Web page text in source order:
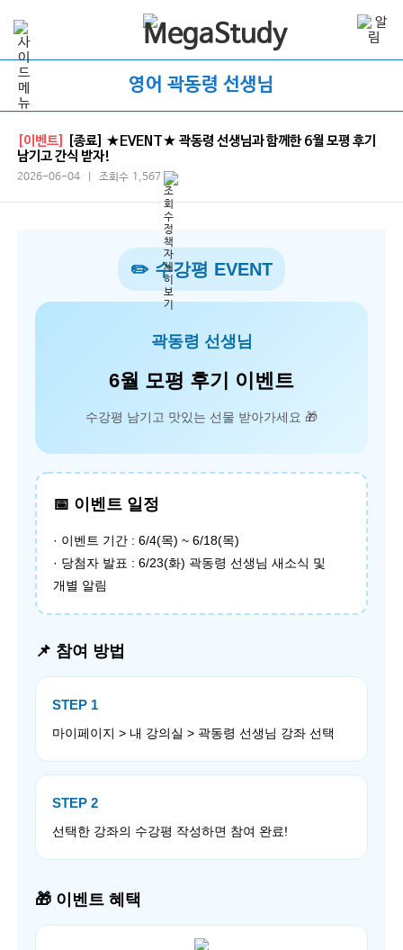
영어 곽동령 선생님
[이벤트]
[종료] ★EVENT★ 곽동령 선생님과 함께한 6월 모평 후기
남기고 간식 받자!
2026-06-04 | 조회수 1,567
✏️ 수강평 EVENT
곽동령 선생님
6월 모평 후기 이벤트
수강평 남기고 맛있는 선물 받아가세요 🎁
📅 이벤트 일정
· 이벤트 기간 : 6/4(목) ~ 6/18(목)
· 당첨자 발표 : 6/23(화) 곽동령 선생님 새소식 및
개별 알림
📌 참여 방법
STEP 1
마이페이지 > 내 강의실 > 곽동령 선생님 강좌 선택
STEP 2
선택한 강좌의 수강평 작성하면 참여 완료!
🎁 이벤트 혜택